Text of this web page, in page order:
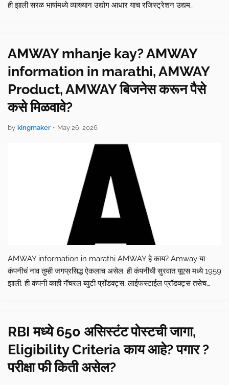
ही झाली सरळ भाषांमध्ये व्याख्यान उद्योग आधार याच रजिस्ट्रेशन उद्यम
AMWAY mhanje kay? AMWAY
information in marathi, AMWAY
Product, AMWAY बिजनेस करून पैसे
कसे मिळवावे?
by kingmaker • May 26, 2026
AMWAY information in marathi AMWAY हे काय? Amway या
कंपनीचं नाव तुम्ही जगप्रसिद्ध ऐकलाच असेल. ही कंपनीची सुरवात यूएस मध्ये 1959
झाली. ही कंपनी काही नॅचरल ब्युटी प्रॉडक्ट्स, लाईफस्टाईल प्रॉडक्ट्स तसेच
RBI मध्ये 650 असिस्टंट पोस्टची जागा,
Eligibility Criteria काय आहे? पगार ?
परीक्षा फी किती असेल?